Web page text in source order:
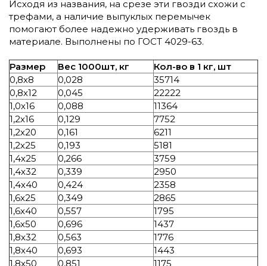
Исходя из названия, на срезе эти гвозди схожи с
трефами, а наличие выпуклых перемычек
помогают более надежно удерживать гвоздь в
материале. Выполнены по ГОСТ 4029-63.
Размер Вес 1000шт, кг
Кол-во в 1 кг, шт
0,8х8
0,028
35714
0,8х12
0,045
22222
1,0х16
0,088
11364
1,2х16
0,129
7752
1,2х20
0,161
6211
1,2х25
0,193
5181
1,4х25
0,266
3759
1,4х32
0,339
2950
1,4х40
0,424
2358
1,6х25
0,349
2865
1,6х40
0,557
1795
1,6х50
0,696
1437
1,8х32
0,563
1776
1,8х40
0,693
1443
1,8х50
0,851 1175